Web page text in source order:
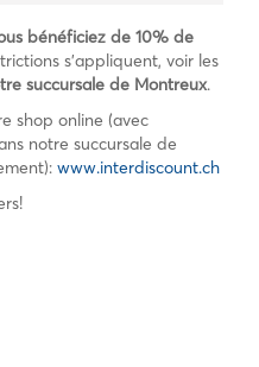
bénéficiez de 10% de
s’appliquent, voir les
succursale de Montreux.
shop online (avec
notre succursale de
www.interdiscount.ch